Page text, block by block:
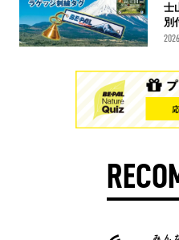
士
別